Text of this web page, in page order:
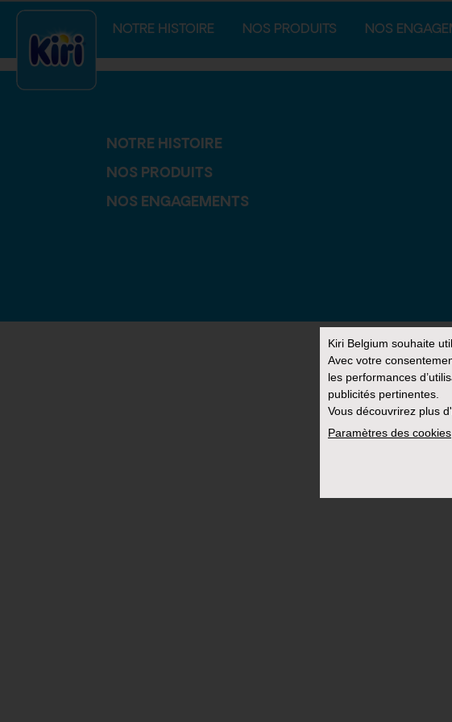
NOTRE HISTOIRE NOS PRODUITS NOS
index.php
NOTRE HISTOIRE
NOS PRODUITS
NOS ENGAGEMENTS
Kiri Belgium souhaite
Avec votre
les performances
publicités pertinentes.
Vous découvrirez plus
Paramètres des cookies